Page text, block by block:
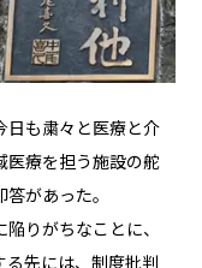
日も粛々と医療と介
医療を担う施設の舵
があった。
りがちなことに、
先には、制度批判